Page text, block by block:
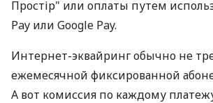
Простір" или оплаты путем
Pay или Google Pay.
Интернет-эквайринг обычно не
ежемесячной фиксированной
А вот комиссия по каждому